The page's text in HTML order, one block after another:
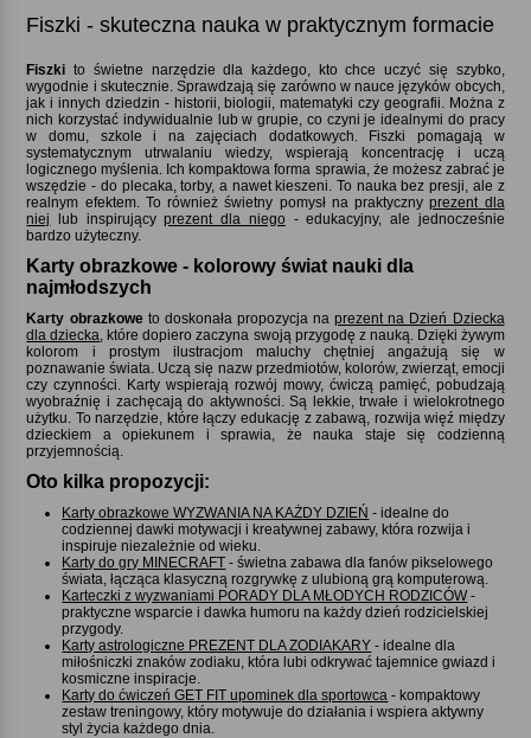
Fiszki - skuteczna nauka w praktycznym formacie
Fiszki to świetne narzędzie dla każdego, kto chce uczyć się szybko,
wygodnie i skutecznie. Sprawdzają się zarówno w nauce języków obcych,
jak i innych dziedzin - historii, biologii, matematyki czy geografii. Można z
nich korzystać indywidualnie lub w grupie, co czyni je idealnymi do pracy
w domu, szkole i na zajęciach dodatkowych. Fiszki pomagają w
systematycznym utrwalaniu wiedzy, wspierają koncentrację i uczą
logicznego myślenia. Ich kompaktowa forma sprawia, że możesz zabrać je
wszędzie - do plecaka, torby, a nawet kieszeni. To nauka bez presji, ale z
realnym efektem. To również świetny pomysł na praktycznyprezent dla
niej lub inspirującyprezent dla niego - edukacyjny, ale jednocześnie
bardzo użyteczny.
Karty obrazkowe - kolorowy świat nauki dla
najmłodszych
Karty obrazkoweto doskonała propozycja naprezent na Dzień Dziecka
dla dziecka , które dopiero zaczyna swoją przygodę z nauką. Dzięki żywym
kolorom i prostym ilustracjom maluchy chętniej angażują się w
poznawanie świata. Uczą się nazw przedmiotów, kolorów, zwierząt, emocji
czy czynności. Karty wspierają rozwój mowy, ćwiczą pamięć, pobudzają
wyobraźnię i zachęcają do aktywności. Są lekkie, trwałe i wielokrotnego
użytku. To narzędzie, które łączy edukację z zabawą, rozwija więź między
dzieckiem a opiekunem i sprawia, że nauka staje się codzienną
przyjemnością.
Oto kilka propozycji:
Karty obrazkowe WYZWANIA NA KAŻDY DZIEŃ - idealne do
codziennej dawki motywacji i kreatywnej zabawy, która rozwija i
inspiruje niezależnie od wieku.
Karty do gry MINECRAFT - świetna zabawa dla fanów pikselowego
świata, łącząca klasyczną rozgrywkę z ulubioną grą komputerową.
Karteczki z wyzwaniami PORADY DLA MŁODYCH RODZICÓW-
praktyczne wsparcie i dawka humoru na każdy dzień rodzicielskiej
przygody.
Karty astrologiczne PREZENT DLA ZODIAKARY - idealne dla
miłośniczki znaków zodiaku, która lubi odkrywać tajemnice gwiazd i
kosmiczne inspiracje.
Karty do ćwiczeń GET FIT upominek dla sportowca - kompaktowy
zestaw treningowy, który motywuje do działania i wspiera aktywny
styl życia każdego dnia.